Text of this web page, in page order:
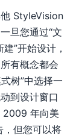
StyleVision
旦您通过“文
”开始设计，
有概念都会
树”中选择一
到设计窗口
2009 年向美
，但您可以将